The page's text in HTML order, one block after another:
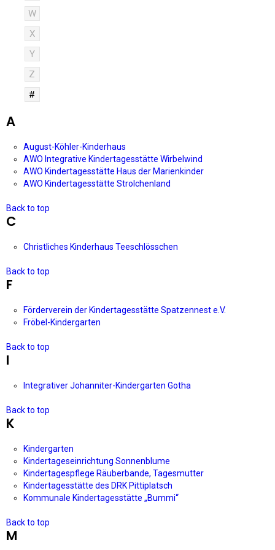
W
X
Y
Z
#
A
August-Köhler-Kinderhaus
AWO Integrative Kindertagesstätte Wirbelwind
AWO Kindertagesstätte Haus der Marienkinder
AWO Kindertagesstätte Strolchenland
Back to top
C
Christliches Kinderhaus Teeschlösschen
Back to top
F
Förderverein der Kindertagesstätte Spatzennest e.V.
Fröbel-Kindergarten
Back to top
I
Integrativer Johanniter-Kindergarten Gotha
Back to top
K
Kindergarten
Kindertageseinrichtung Sonnenblume
Kindertagespflege Räuberbande, Tagesmutter
Kindertagesstätte des DRK Pittiplatsch
Kommunale Kindertagesstätte „Bummi“
Back to top
M